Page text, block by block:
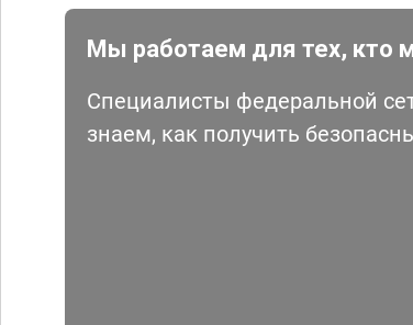
Мы работаем для тех, кто
Специалисты федеральной
знаем, как получить